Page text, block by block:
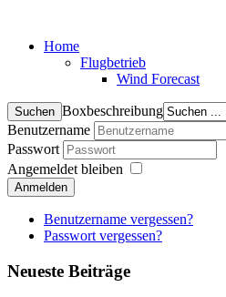
Home
Flugbetrieb
Wind Forecast
Boxbeschreibung
Benutzername
Passwort
Angemeldet bleiben
Anmelden
Benutzername vergessen?
Passwort vergessen?
Neueste Beiträge